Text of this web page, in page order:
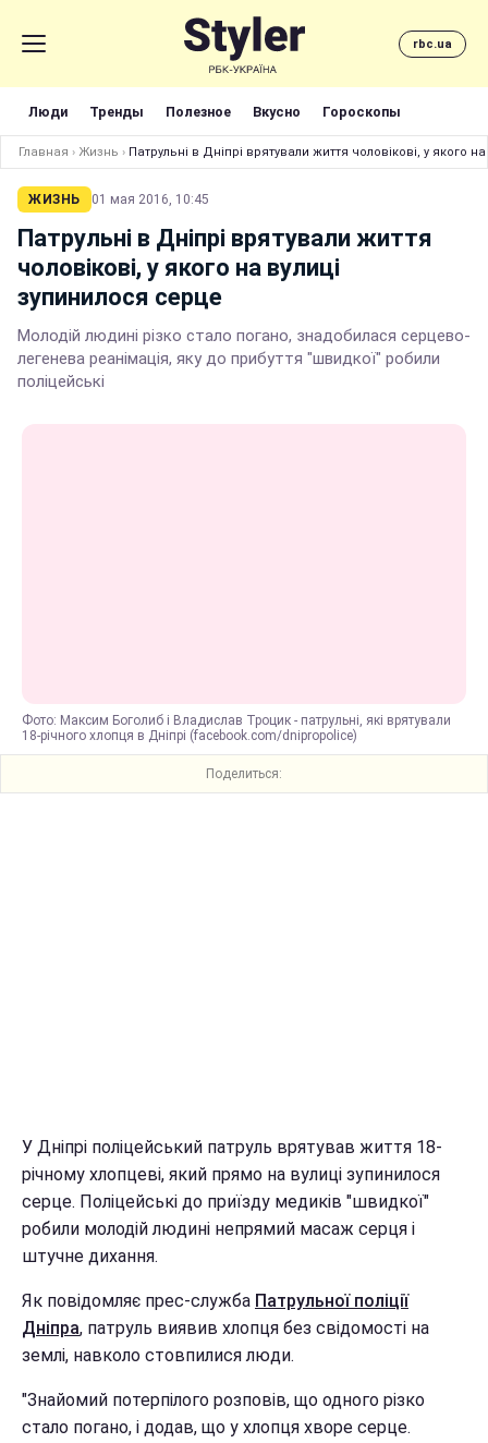
rbc.ua
Люди Тренды Полезное Вкусно Гороскопы
Главная › Жизнь › Патрульні в Дніпрі врятували життя чоловікові, у якого
ЖИЗНЬ 01 мая 2016, 10:45
Патрульні в Дніпрі врятували життя
чоловікові, у якого на вулиці
зупинилося серце
Молодій людині різко стало погано, знадобилася серцево-
легенева реанімація, яку до прибуття "швидкої" робили
поліцейські
Фото: Максим Боголиб і Владислав Троцик - патрульні, які врятували
18-річного хлопця в Дніпрі (facebook.com/dnipropolice)
Поделиться:
У Дніпрі поліцейський патруль врятував життя 18-
річному хлопцеві, який прямо на вулиці зупинилося
серце. Поліцейські до приїзду медиків "швидкої"
робили молодій людині непрямий масаж серця і
штучне дихання.
Як повідомляє прес-служба Патрульної поліції
Дніпра, патруль виявив хлопця без свідомості на
землі, навколо стовпилися люди.
"Знайомий потерпілого розповів, що одного різко
стало погано, і додав, що у хлопця хворе серце.